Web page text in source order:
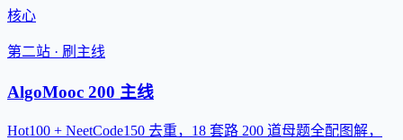
核心
第二站 · 刷主线
AlgoMooc 200 主线
Hot100 + NeetCode150 去重，18 套路 200 道母题全配图解，